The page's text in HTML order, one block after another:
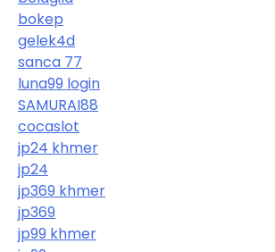
bokep
gelek4d
sanca 77
luna99 login
SAMURAI88
cocaslot
jp24 khmer
jp24
jp369 khmer
jp369
jp99 khmer